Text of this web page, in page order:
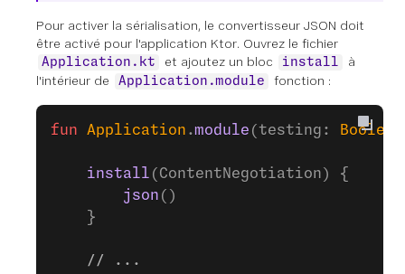
Pour activer la sérialisation, le convertisseur JSON doit
être activé pour l'application Ktor. Ouvrez le fichier
Application.kt et ajoutez un bloc install
à
l'intérieur de
Application.module fonction :
fun Application .module (testing: Boolean
    install
(ContentNegotiation) {
        json
()
    }
    // ...